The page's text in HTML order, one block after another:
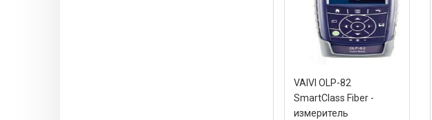
VAIVI OLP-82
SmartClass Fiber -
измеритель